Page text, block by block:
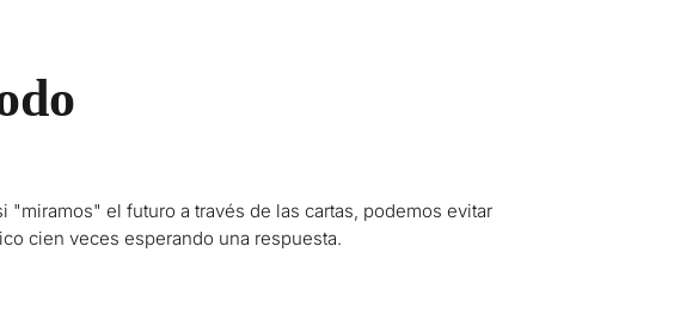
"miramos" el futuro a través de las cartas, podemos evitar
cien veces esperando una respuesta.